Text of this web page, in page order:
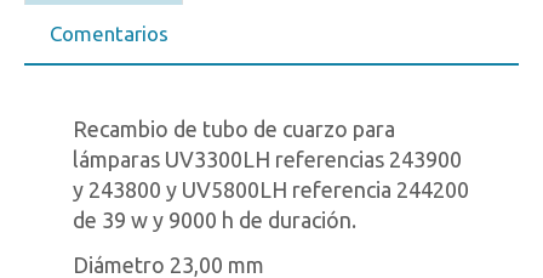
Comentarios
Recambio de tubo de cuarzo para
lámparas UV3300LH referencias 243900
y 243800 y UV5800LH referencia 244200
de 39 w y 9000 h de duración.
Diámetro 23,00 mm